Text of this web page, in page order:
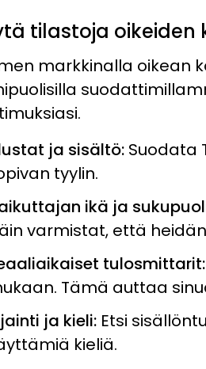
tilastoja
markkinalla oikean
ja sisältö: Suodata
tyylin.
ikä ja
varmistat, että
tulosmittarit:
Tämä auttaa
ja kieli: Etsi
kieliä.